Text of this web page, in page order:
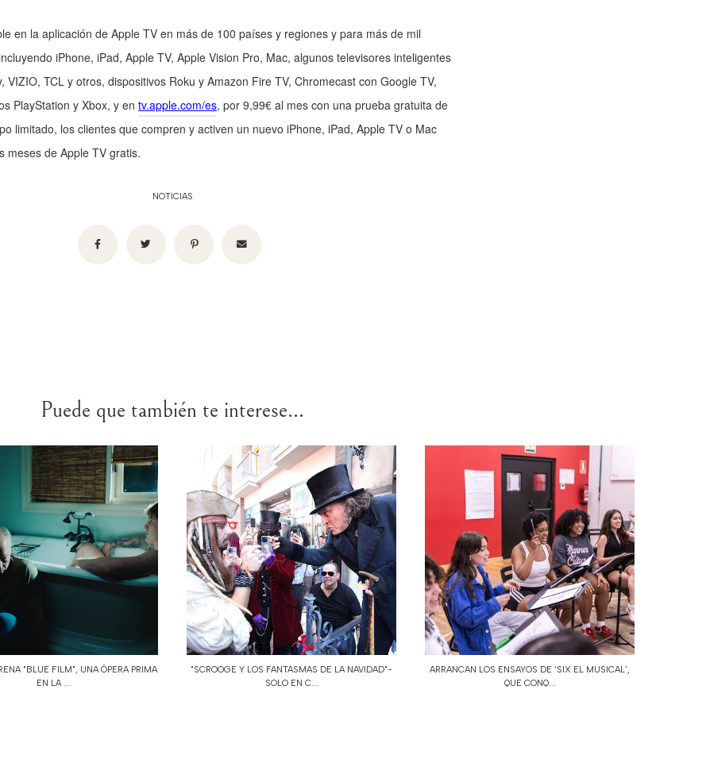
en la aplicación de Apple TV en más de 100 países y regiones y para más de mil
iPhone, iPad, Apple TV, Apple Vision Pro, Mac, algunos televisores inteligentes
VIZIO, TCL y otros, dispositivos Roku y Amazon Fire TV, Chromecast con Google TV,
PlayStation y Xbox, y en tv.apple.com/es, por 9,99€ al mes con una prueba gratuita de
limitado, los clientes que compren y activen un nuevo iPhone, iPad, Apple TV o Mac
meses de Apple TV gratis.
NOTICIAS
Puede que también te interese...
"BLUE FILM", UNA ÓPERA PRIMA
EN LA ...
"SCROOGE Y LOS FANTASMAS DE LA NAVIDAD"-
SOLO EN C...
ARRANCAN LOS ENSAYOS DE ‘SIX EL MUSICAL',
QUE CONQ...